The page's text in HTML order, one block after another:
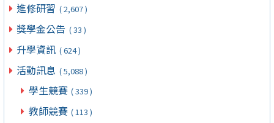
進修研習 ( 2,607 )
獎學金公告 ( 33 )
升學資訊 ( 624 )
活動訊息 ( 5,088 )
學生競賽 ( 339 )
教師競賽 ( 113 )